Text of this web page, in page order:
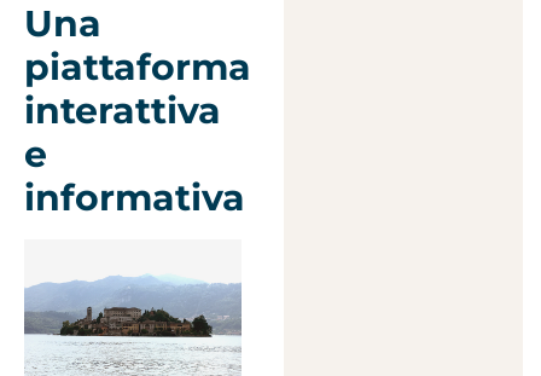
Una
piattaforma
interattiva
e
informativa